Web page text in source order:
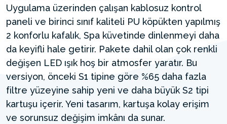
Uygulama üzerinden çalışan kablosuz kontrol
paneli ve birinci sınıf kaliteli PU köpükten yapılmış
2 konforlu kafalık, Spa küvetinde dinlenmeyi daha
da keyifli hale getirir. Pakete dahil olan çok renkli
değişen LED ışık hoş bir atmosfer yaratır. Bu
versiyon, önceki S1 tipine göre %65 daha fazla
filtre yüzeyine sahip yeni ve daha büyük S2 tipi
kartuşu içerir. Yeni tasarım, kartuşa kolay erişim
ve sorunsuz değişim imkânı da sunar.